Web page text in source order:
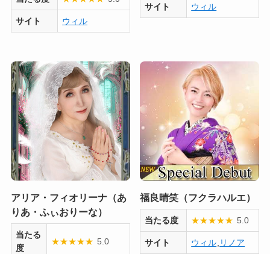
サイト ウィル
サイト ウィル
アリア・フィオリーナ（あ
りあ・ふぃおりーな）
当たる
度
★★★★★ 5.0
福良晴笑（フクラハルエ）
当たる度 ★★★★★ 5.0
サイト ウィル, リノア